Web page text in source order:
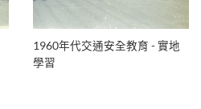
1960年代交通安全教育 - 實地
學習